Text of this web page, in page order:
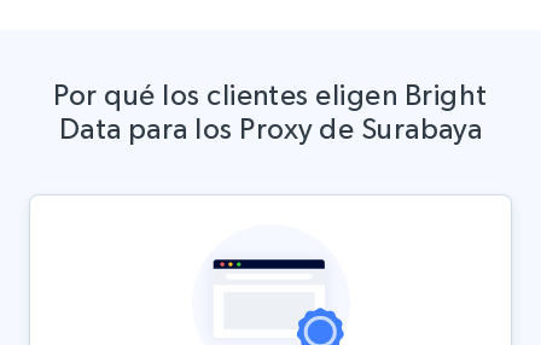
Por qué los clientes eligen Bright
Data para los Proxy de Surabaya